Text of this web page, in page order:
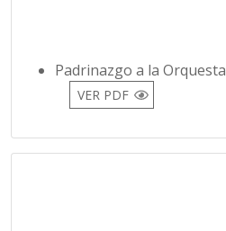
Padrinazgo a la
VER PDF